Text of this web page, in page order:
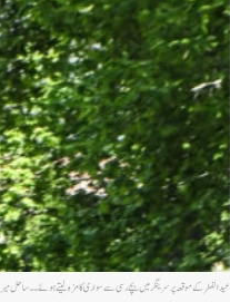
عید الفطر کے موقعہ پر سرینگر میں بچے رسی سے سواری کا مزہ لیتے ہوئے۔۔ساحل میر